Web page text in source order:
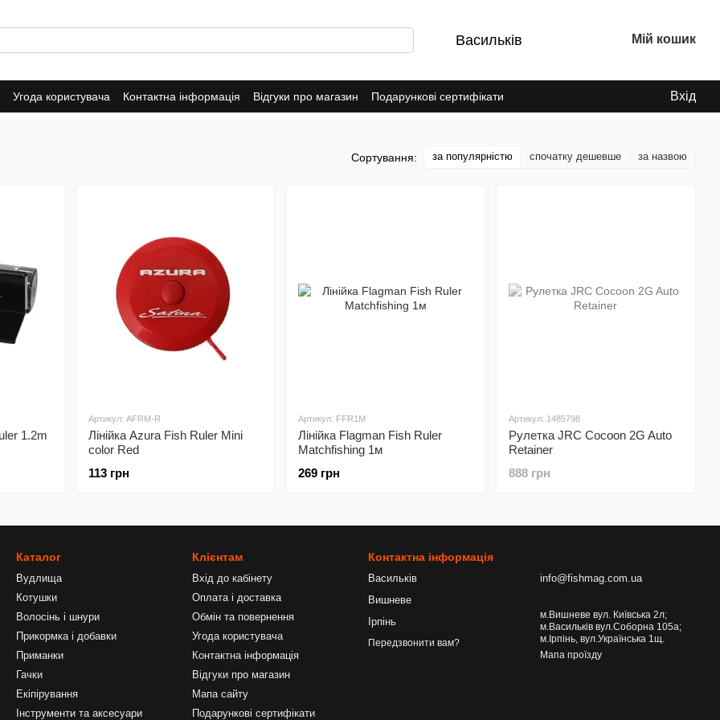
Васильків Мій кошик
Угода користувача Контактна інформація Відгуки про магазин
Подарункові сертифікати
Вхід
Сортування: за популярністю спочатку дешевше за назвою
1.2m
Артикул: AFRM-R
Лінійка Azura Fish Ruler Mini
color Red
113 грн
Артикул: FFR1M
Лінійка Flagman Fish Ruler
Matchfishing 1м
269 грн
Артикул: 1485798
Рулетка JRC Cocoon 2G Auto
Retainer
888 грн
Каталог
Вудлища
Котушки
Волосінь і шнури
Прикормка і добавки
Приманки
Гачки
Екіпірування
Інструменти та аксесуари
Клієнтам
Вхід до кабінету
Оплата і доставка
Обмін та повернення
Угода користувача
Контактна інформація
Відгуки про магазин
Мапа сайту
Подарункові сертифікати
Контактна інформація
Васильків
Вишневе
Ірпінь
Передзвонити вам?
info@fishmag.com.ua
м.Вишневе вул. Київська 2л;
м.Васильків вул.Соборна 105а;
м.Ірпінь, вул.Українська 1щ.
Мапа проїзду